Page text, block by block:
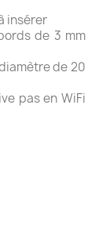
insérer
de 3 mm
de 20
pas en WiFi